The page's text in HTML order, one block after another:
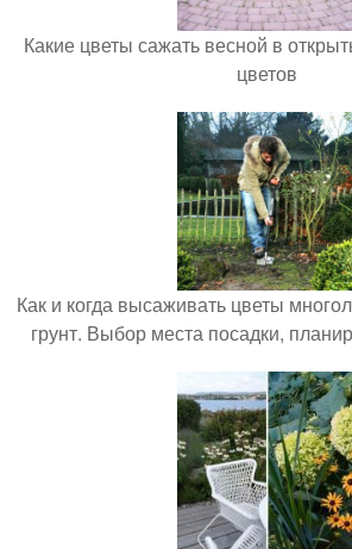
Какие цветы сажать весной в
цветов
Как и когда высаживать цветы
грунт. Выбор места посадки,